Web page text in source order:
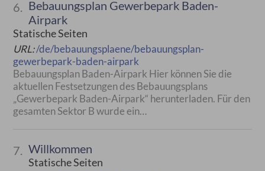
6. Bebauungsplan Gewerbepark Baden-
Airpark
Statische Seiten
URL:/de/bebauungsplaene/bebauungsplan-
gewerbepark-baden-airpark
Bebauungsplan Baden-Airpark Hier können Sie die
aktuellen Festsetzungen des Bebauungsplans
„Gewerbepark Baden-Airpark“ herunterladen. Für den
gesamten Sektor B wurde ein…
7. Willkommen
Statische Seiten